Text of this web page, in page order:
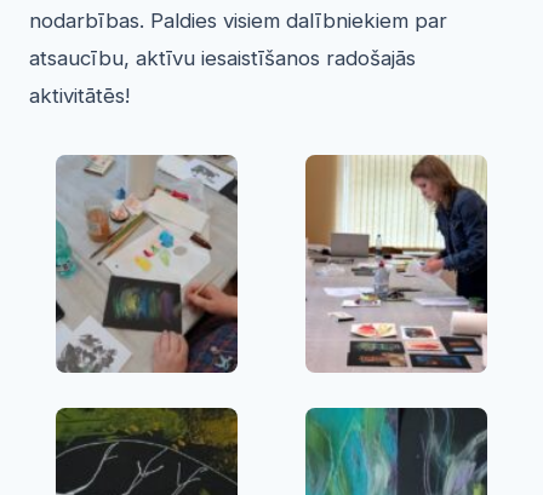
nodarbības. Paldies visiem dalībniekiem par
atsaucību, aktīvu iesaistīšanos radošajās
aktivitātēs!